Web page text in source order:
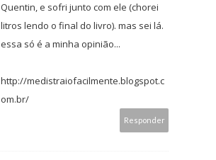
Quentin, e sofri junto com ele (chorei
litros lendo o final do livro). mas sei lá.
essa só é a minha opinião...
http://medistraiofacilmente.blogspot.c
om.br/
Responder